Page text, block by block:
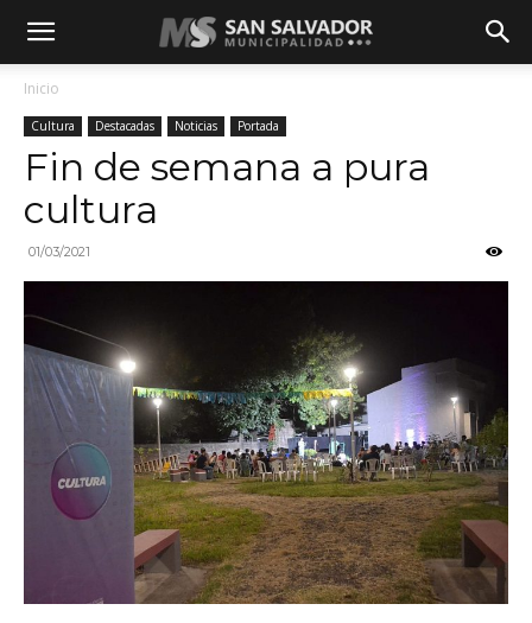
Inicio
Cultura Destacadas Noticias Portada
Fin de semana a pura
cultura
01/03/2021